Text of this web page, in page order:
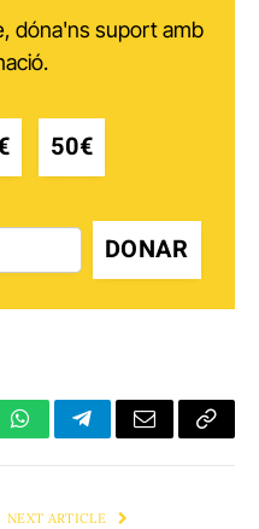
dóna'ns suport amb
50€
DONAR
WhatsAppTelegramEmail Copy
NEXT ARTICLE